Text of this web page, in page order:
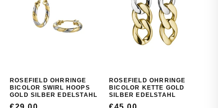
ROSEFIELD OHRRINGE
BICOLOR SWIRL HOOPS
GOLD SILBER EDELSTAHL
ROSEFIELD OHRRINGE
BICOLOR KETTE GOLD
SILBER EDELSTAHL